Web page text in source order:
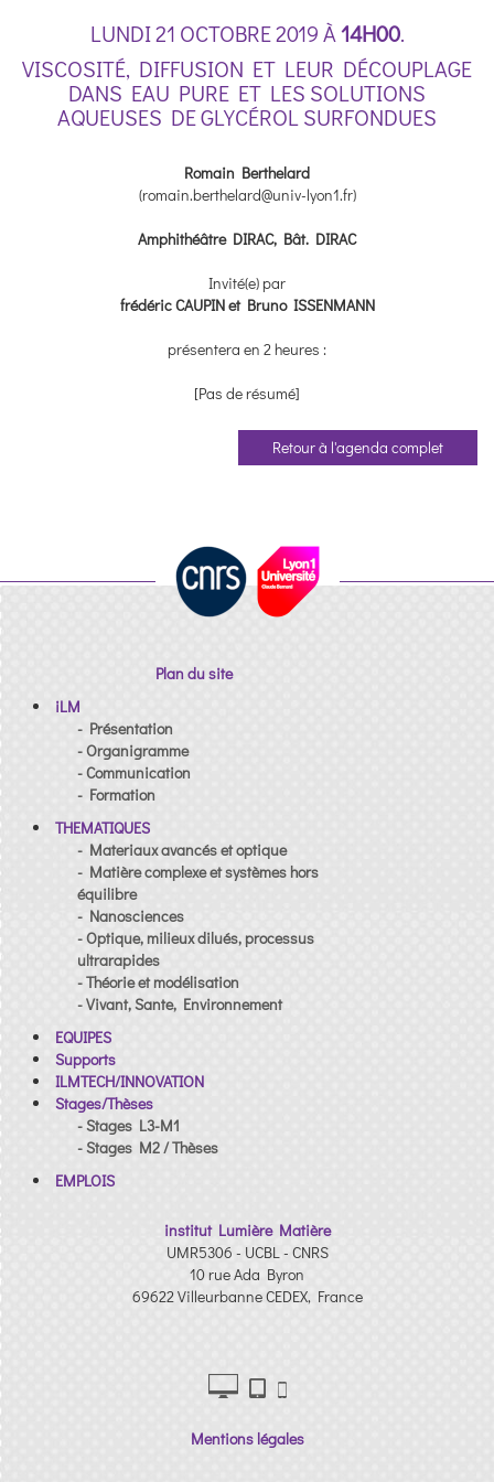
LUNDI 21 OCTOBRE 2019 À14H00.
VISCOSITÉ, DIFFUSION ET LEUR DÉCOUPLAGE
DANS EAU PURE ET LES SOLUTIONS
AQUEUSES DE GLYCÉROL SURFONDUES
Romain Berthelard
(romain.berthelard@univ-lyon1.fr)
Amphithéâtre DIRAC, Bât. DIRAC
Invité(e) par
frédéric CAUPIN et Bruno ISSENMANN
présentera en 2 heures :
[Pas de résumé]
Retour à l'agenda complet
Plan du site
iLM
- Présentation
- Organigramme
- Communication
- Formation
THEMATIQUES
- Materiaux avancés et optique
- Matière complexe et systèmes hors
équilibre
- Nanosciences
- Optique, milieux dilués, processus
ultrarapides
- Théorie et modélisation
- Vivant, Sante, Environnement
EQUIPES
Supports
ILMTECH/INNOVATION
Stages/Thèses
- Stages L3-M1
- Stages M2 / Thèses
EMPLOIS
institut Lumière Matière
UMR5306 - UCBL - CNRS
10 rue Ada Byron
69622 Villeurbanne CEDEX, France
Mentions légales